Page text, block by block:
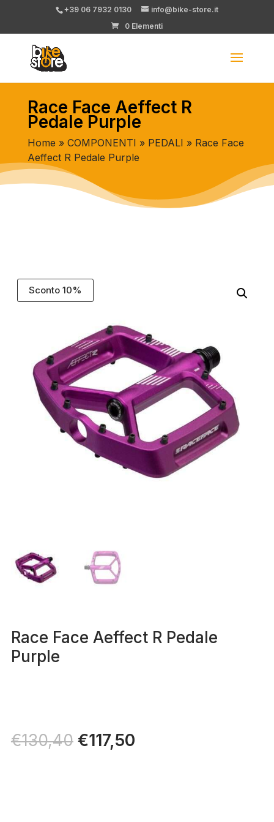
+39 06 7932 0130
info@bike-store.it
0 Elementi
Race Face Aeffect R
Pedale Purple
Home » COMPONENTI » PEDALI » Race Face
Aeffect R Pedale Purple
Sconto 10%
Race Face Aeffect R Pedale
Purple
€130,40 Il
prezzo
€117,50Il